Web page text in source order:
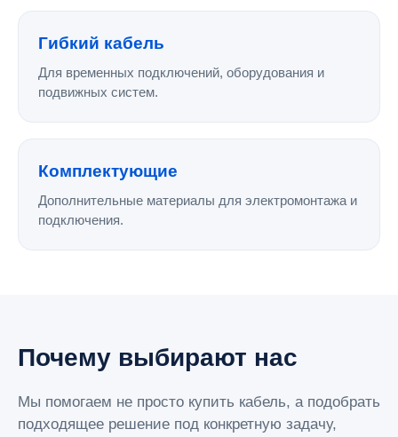
Гибкий кабель
Для временных подключений, оборудования и
подвижных систем.
Комплектующие
Дополнительные материалы для электромонтажа и
подключения.
Почему выбирают нас
Мы помогаем не просто купить кабель, а подобрать
подходящее решение под конкретную задачу,